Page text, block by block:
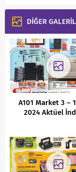
DİĞER
A101 Market 3 –
2024 Aktüel